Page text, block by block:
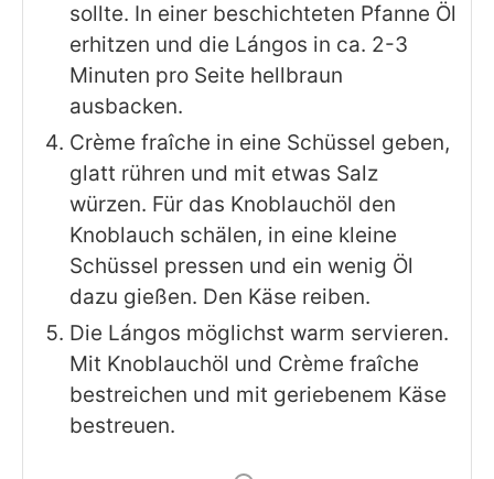
sollte. In einer beschichteten Pfanne Öl
erhitzen und die Lángos in ca. 2-3
Minuten pro Seite hellbraun
ausbacken.
Crème fraîche in eine Schüssel geben,
glatt rühren und mit etwas Salz
würzen. Für das Knoblauchöl den
Knoblauch schälen, in eine kleine
Schüssel pressen und ein wenig Öl
dazu gießen. Den Käse reiben.
Die Lángos möglichst warm servieren.
Mit Knoblauchöl und Crème fraîche
bestreichen und mit geriebenem Käse
bestreuen.